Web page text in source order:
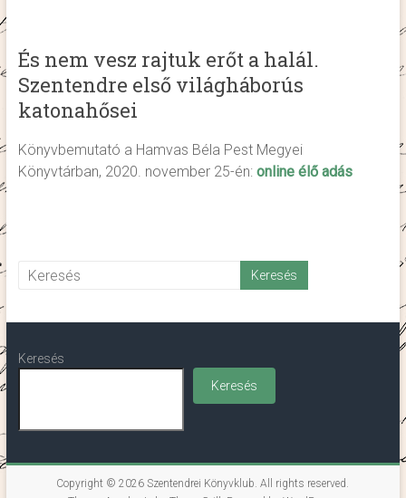
És nem vesz rajtuk erőt a halál.
Szentendre első világháborús
katonahősei
Könyvbemutató a Hamvas Béla Pest Megyei
Könyvtárban, 2020. november 25-én: online élő adás
Keresés
Keresés
Copyright © 2026Szentendrei Könyvklub. All rights reserved.